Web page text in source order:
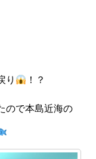
り ！？
ので本島近海の